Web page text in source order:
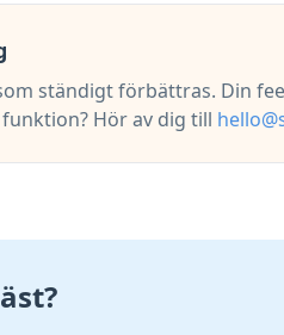
ständigt förbättras. Din
Hör av dig till